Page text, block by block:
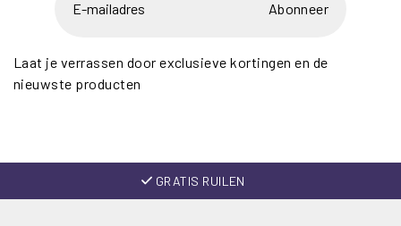
Abonneer
Laat je verrassen door exclusieve kortingen en de
nieuwste producten
GRATIS RUILEN